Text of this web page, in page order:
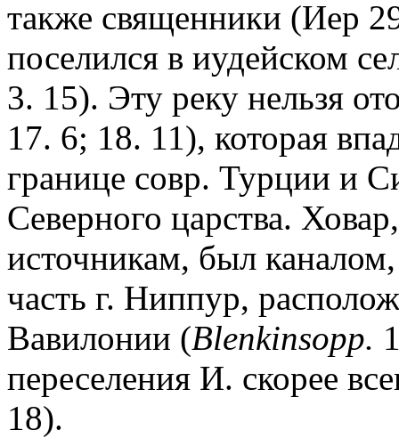
также священники (Иер
поселился в иудейском
3. 15). Эту реку нельзя
17. 6; 18. 11), которая
границе совр. Турции и
Северного царства.
источникам, был
часть г. Ниппур,
Вавилонии (Blenkinsopp.
переселения И. скорее
18).